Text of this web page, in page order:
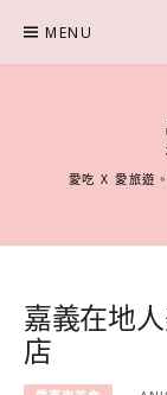
content
MENU
愛吃 X 愛旅遊
嘉義在地
店